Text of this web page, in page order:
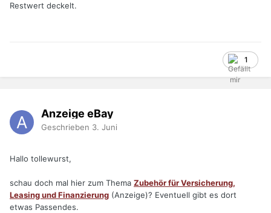
Restwert deckelt.
1
Anzeige eBay
Geschrieben 3. Juni
Hallo tollewurst,
schau doch mal hier zum Thema Zubehör für Versicherung,
Leasing und Finanzierung (Anzeige)? Eventuell gibt es dort
etwas Passendes.